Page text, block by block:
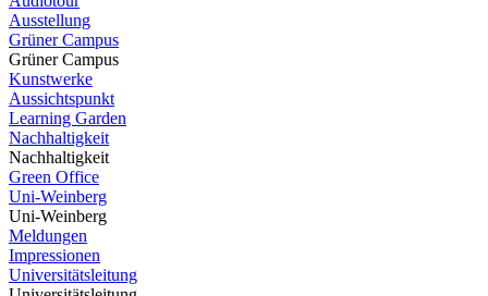
Ausstellung
Grüner Campus
Grüner Campus
Kunstwerke
Aussichtspunkt
Learning Garden
Nachhaltigkeit
Nachhaltigkeit
Green Office
Uni-Weinberg
Uni-Weinberg
Meldungen
Impressionen
Universitätsleitung